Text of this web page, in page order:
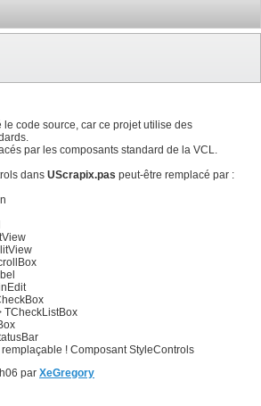
le code source, car ce projet utilise des
par les composants standard de la VCL.
dans UScrapix.pas peut-être remplacé par :
TCheckListBox
! Composant StyleControls
par XeGregory